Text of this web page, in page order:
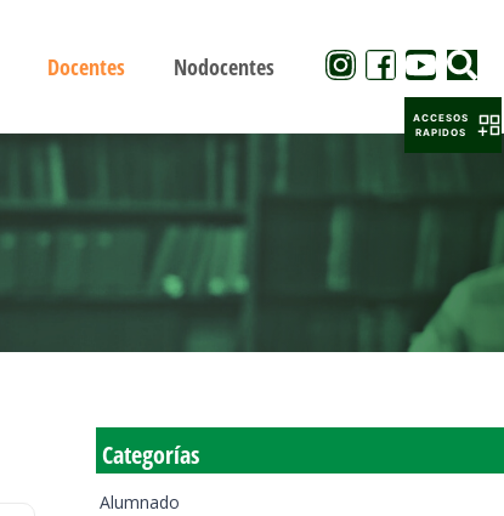
Docentes Nodocentes
Categorías
Alumnado
ACCESOS
RAPIDOS